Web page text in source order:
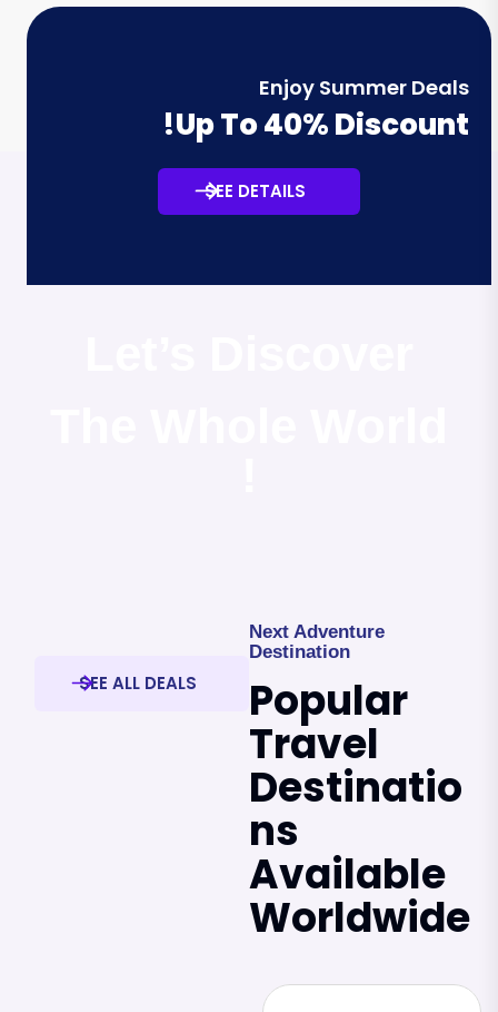
Enjoy Summer Deals
Up To 40% Discount!
SEE DETAILS
Next Adventure
Destination
Popular
Travel
Destinatio
Ns
Available
Worldwide
SEE ALL DEALS